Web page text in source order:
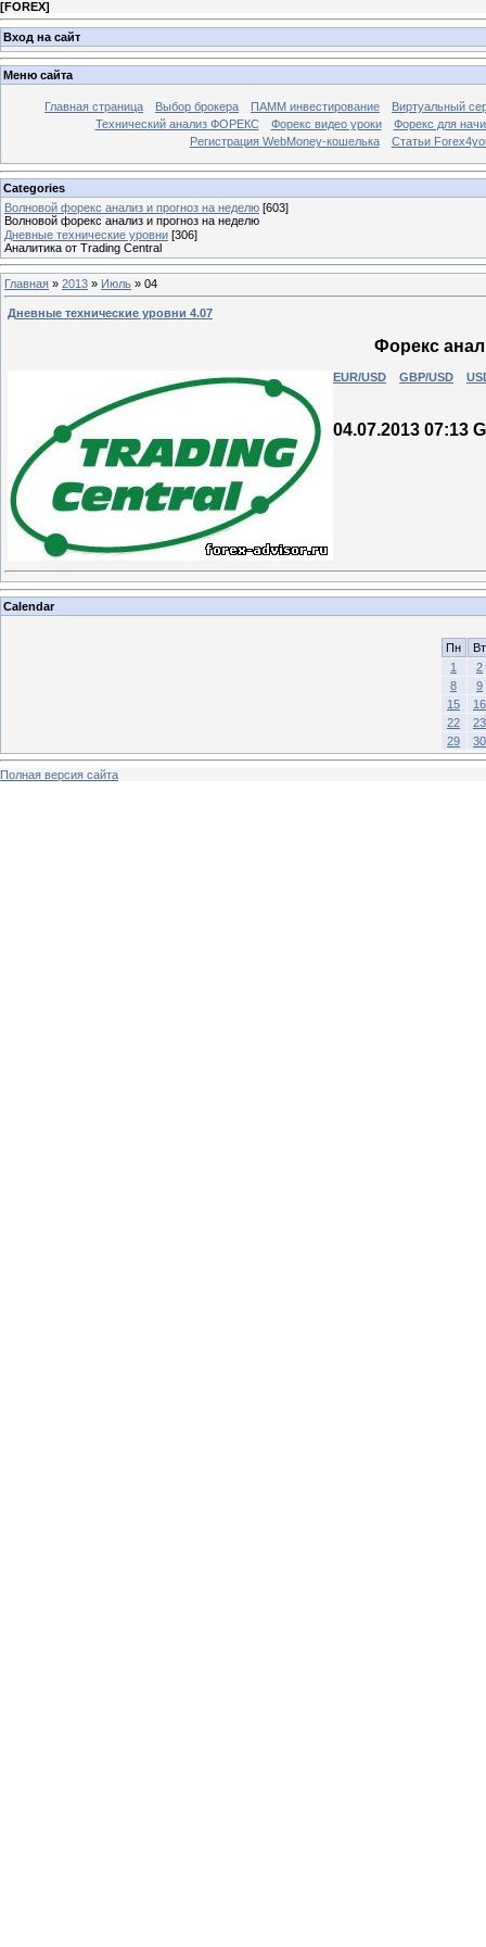
[FOREX]
Вход на сайт
Меню сайта
Главная страница Выбор брокера ПАММ инвестирование
Виртуальный
Технический анализ ФОРЕКС
Форекс видео уроки
Форекс для
Регистрация WebMoney-кошелька
Статьи
Categories
Волновой форекс анализ и прогноз на неделю [603]
Волновой форекс анализ и прогноз на неделю
Дневные технические уровни [306]
Аналитика от Trading Central
Главная » 2013 » Июль » 04
Дневные технические уровни 4.07
Форекс
EUR/USD GBP/USD
04.07.2013 07:13
Calendar
Пн
Вт
1
2
8
9
15
16
22
23
29
30
Полная версия сайта